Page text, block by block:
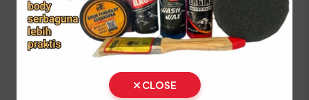
Lakukan Cek Fisik kendaraan di area yang
ditentukan.
Ambil Arsip kendaraan di bagian arsip SAMSAT.
Isi formulir pendaftaran balik nama secara
CLOSE